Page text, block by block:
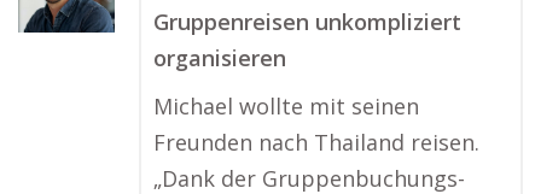
Gruppenreisen unkompliziert
organisieren
Michael wollte mit seinen
Freunden nach Thailand reisen.
„Dank der Gruppenbuchungs-